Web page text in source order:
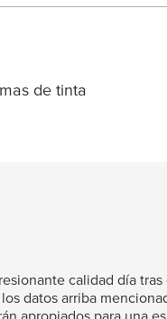
de tinta
calidad día
datos arriba
apropiados para una